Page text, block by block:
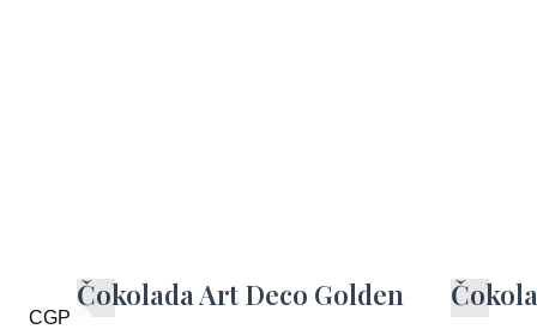
CGP
Čokolada Art Deco Golden